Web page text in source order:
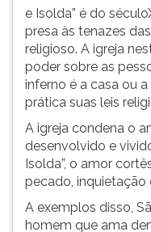
e Isolda” é do
presa às tenazes
religioso. A igreja
poder sobre as
inferno é a casa ou
prática suas leis
A igreja condena o
desenvolvido e
Isolda”, o amor
pecado, inquietação
A exemplos disso,
homem que ama